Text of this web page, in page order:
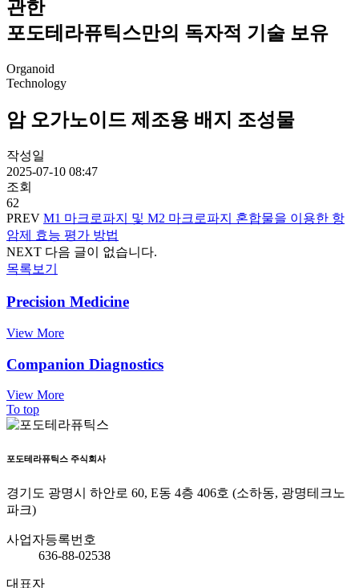
관한
포도테라퓨틱스만의 독자적 기술 보유
Organoid
Technology
암 오가노이드 제조용 배지 조성물
작성일
2025-07-10 08:47
조회
62
PREV M1 마크로파지 및 M2 마크로파지 혼합물을 이용한 항
암제 효능 평가 방법
NEXT 다음 글이 없습니다.
목록보기
Precision Medicine
View More
Companion Diagnostics
View More
To top
포도테라퓨틱스 주식회사
경기도 광명시 하안로 60, E동 4층 406호 (소하동, 광명테크노
파크)
사업자등록번호
636-88-02538
대표자